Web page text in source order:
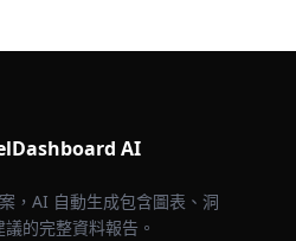
AI
，AI 自動生成包含圖表、洞
的完整資料報告。